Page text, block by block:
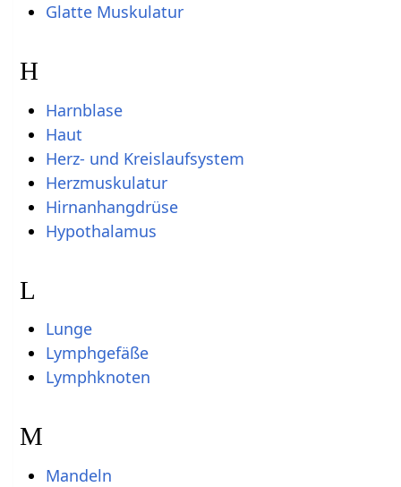
Glatte Muskulatur
H
Harnblase
Haut
Herz- und Kreislaufsystem
Herzmuskulatur
Hirnanhangdrüse
Hypothalamus
L
Lunge
Lymphgefäße
Lymphknoten
M
Mandeln